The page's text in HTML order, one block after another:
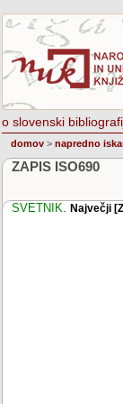
o slovenski
domov > napredno
ZAPIS ISO690
SVETNIK. Največji